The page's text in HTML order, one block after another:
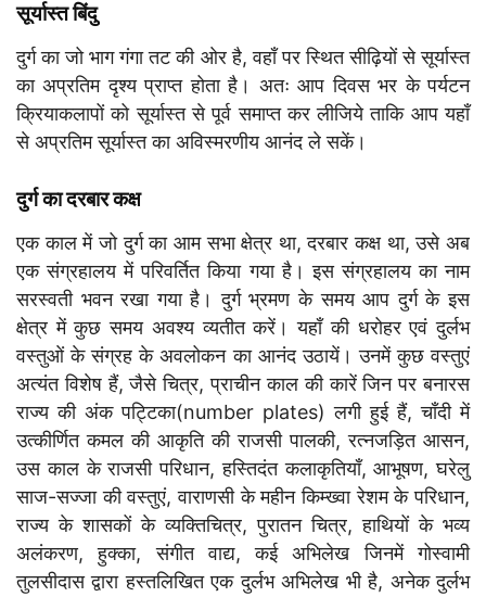
सूर्यास्त बिंदु
दुर्ग का जो भाग गंगा तट की ओर है, वहाँ पर स्थित सीढ़ियों से सूर्यास्त
का अप्रतिम दृश्य प्राप्त होता है। अतः आप दिवस भर के पर्यटन
क्रियाकलापों को सूर्यास्त से पूर्व समाप्त कर लीजिये ताकि आप यहाँ
से अप्रतिम सूर्यास्त का अविस्मरणीय आनंद ले सकें।
दुर्ग का दरबार कक्ष
एक काल में जो दुर्ग का आम सभा क्षेत्र था, दरबार कक्ष था, उसे अब
एक संग्रहालय में परिवर्तित किया गया है। इस संग्रहालय का नाम
सरस्वती भवन रखा गया है। दुर्ग भ्रमण के समय आप दुर्ग के इस
क्षेत्र में कुछ समय अवश्य व्यतीत करें। यहाँ की धरोहर एवं दुर्लभ
वस्तुओं के संग्रह के अवलोकन का आनंद उठायें। उनमें कुछ वस्तुएं
अत्यंत विशेष हैं, जैसे चित्र, प्राचीन काल की कारें जिन पर बनारस
राज्य की अंक पट्टिका(number plates) लगी हुई हैं, चाँदी में
उत्कीर्णित कमल की आकृति की राजसी पालकी, रत्नजड़ित आसन,
उस काल के राजसी परिधान, हस्तिदंत कलाकृतियाँ, आभूषण, घरेलु
साज-सज्जा की वस्तुएं, वाराणसी के महीन किम्ख्वा रेशम के परिधान,
राज्य के शासकों के व्यक्तिचित्र, पुरातन चित्र, हाथियों के भव्य
अलंकरण, हुक्का, संगीत वाद्य, कई अभिलेख जिनमें गोस्वामी
तुलसीदास द्वारा हस्तलिखित एक दुर्लभ अभिलेख भी है, अनेक दुर्लभ